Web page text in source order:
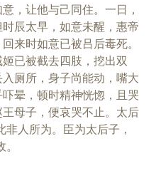
，让他与己同住。一日，
辰太早，如意未醒，惠帝
来时如意已被吕后毒死。
已被截去四肢，挖出双
厕所，身子尚能动，嘴大
晕，顿时精神恍惚，且哭
母子，便哀哭不止。太后
人所为。臣为太后子，